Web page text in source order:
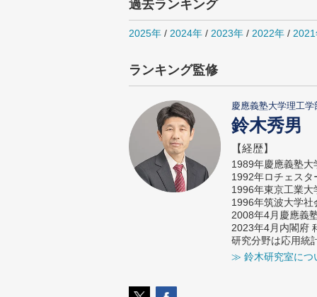
過去ランキング
2025年 / 2024年 / 2023年 / 2022年 /
ランキング監修
慶應義塾大学理工
鈴木秀男
【経歴】
1989年慶應義塾
1992年ロチェス
1996年東京工業
1996年筑波大学
2008年4月慶應義
2023年4月内閣府
研究分野は応用統
≫ 鈴木研究室につ